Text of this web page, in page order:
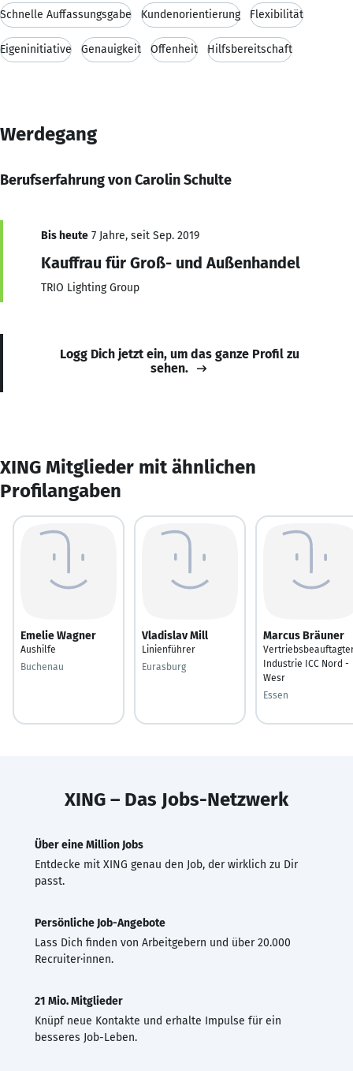
Schnelle Auffassungsgabe Kundenorientierung Flexibilität
Eigeninitiative Genauigkeit Offenheit Hilfsbereitschaft
Werdegang
Berufserfahrung von Carolin Schulte
Bis heute 7 Jahre, seit Sep. 2019
Kauffrau für Groß- und Außenhandel
TRIO Lighting Group
Logg Dich jetzt ein, um das ganze Profil zu
sehen.
XING Mitglieder mit ähnlichen
Profilangaben
Emelie Wagner
Aushilfe
Buchenau
Vladislav Mill
Linienführer
Eurasburg
Marcus Bräuner
Industrie ICC Nord -
Wesr
Essen
XING – Das Jobs-Netzwerk
Über eine Million Jobs
Entdecke mit XING genau den Job, der wirklich zu Dir
passt.
Persönliche Job-Angebote
Lass Dich finden von Arbeitgebern und über 20.000
Recruiter·innen.
21 Mio. Mitglieder
Knüpf neue Kontakte und erhalte Impulse für ein
besseres Job-Leben.